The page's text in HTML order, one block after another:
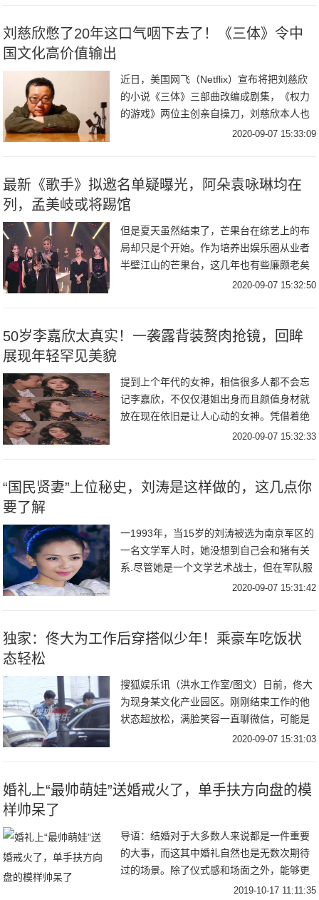
刘慈欣憋了20年这口气咽下去了！《三体》令中
国文化高价值输出
近日，美国网飞（Netflix）宣布将把刘慈欣
的小说《三体》三部曲改编成剧集，《权力
的游戏》两位主创亲自操刀，刘慈欣本人也
将担任顾问。这一消息也让众多科幻迷喜上
2020-09-07 15:33:09
最新《歌手》拟邀名单疑曝光，阿朵袁咏琳均在
列，孟美岐或将踢馆
但是夏天虽然结束了，芒果台在综艺上的布
局却只是个开始。作为培养出娱乐圈从业者
半壁江山的芒果台，这几年也有些廉颇老矣
的迟暮意味，S级综艺不少，关注度却持续
2020-09-07 15:32:50
50岁李嘉欣太真实！一袭露背装赘肉抢镜，回眸
展现年轻罕见美貌
提到上个年代的女神，相信很多人都不会忘
记李嘉欣，不仅仅港姐出身而且颜值身材就
放在现在依旧是让人心动的女神。凭借着绝
美的颜值可谓是演绎了出道即巅峰状态，一
2020-09-07 15:32:33
“国民贤妻”上位秘史，刘涛是这样做的，这几点你
要了解
一1993年，当15岁的刘涛被选为南京军区的
一名文学军人时，她没想到自己会和猪有关
系.尽管她是一个文学艺术战士，但在军队服
役了三年，她每天凌晨5点起床，6点钟集
2020-09-07 15:31:42
独家：佟大为工作后穿搭似少年！乘豪车吃饭状
态轻松
搜狐娱乐讯（洪水工作室/图文）日前，佟大
为现身某文化产业园区。刚刚结束工作的他
状态超放松，满脸笑容一直聊微信，可能是
在组局约饭。当天，他身穿淡蓝色牛仔上
2020-09-07 15:31:03
婚礼上“最帅萌娃”送婚戒火了，单手扶方向盘的模
样帅呆了
导语：结婚对于大多数人来说都是一件重要
的大事，而这其中婚礼自然也是无数次期待
过的场景。除了仪式感和场面之外，能够更
加独特的婚礼现场可以说也是现如今很多人
2019-10-17 11:11:35